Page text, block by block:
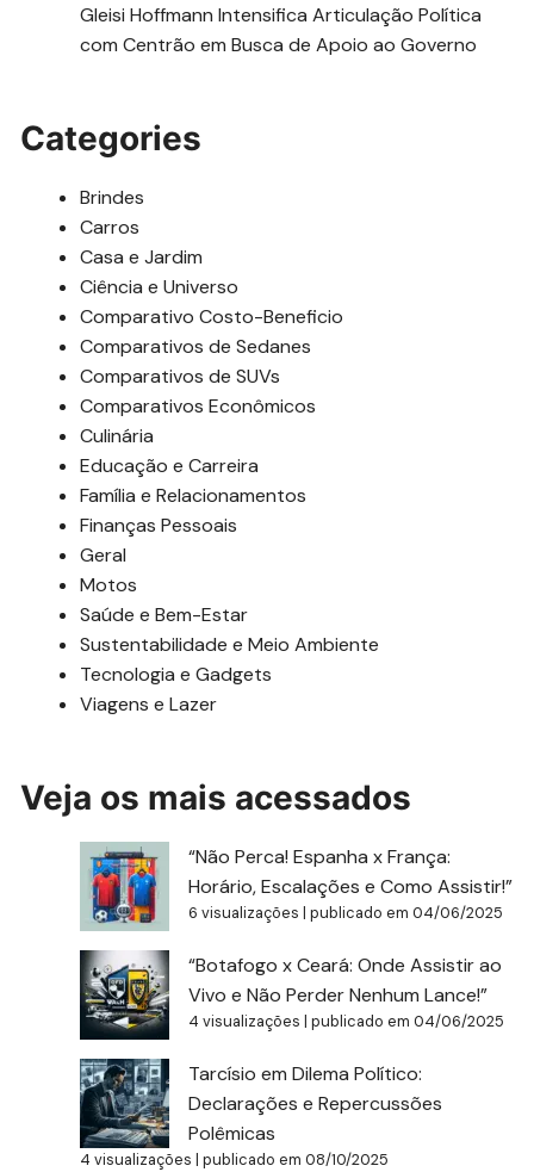
Gleisi Hoffmann Intensifica Articulação Política
com Centrão em Busca de Apoio ao Governo
Categories
Brindes
Carros
Casa e Jardim
Ciência e Universo
Comparativo Costo-Beneficio
Comparativos de Sedanes
Comparativos de SUVs
Comparativos Econômicos
Culinária
Educação e Carreira
Família e Relacionamentos
Finanças Pessoais
Geral
Motos
Saúde e Bem-Estar
Sustentabilidade e Meio Ambiente
Tecnologia e Gadgets
Viagens e Lazer
Veja os mais acessados
“Não Perca! Espanha x França:
Horário, Escalações e Como Assistir!”
6 visualizações |publicado em 04/06/2025
“Botafogo x Ceará: Onde Assistir ao
Vivo e Não Perder Nenhum Lance!”
4 visualizações |publicado em 04/06/2025
Tarcísio em Dilema Político:
Declarações e Repercussões
Polêmicas
4 visualizações |publicado em 08/10/2025